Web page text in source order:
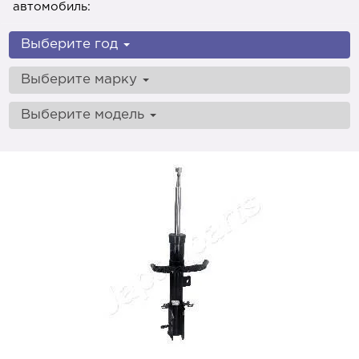
автомобиль:
Выберите год
Выберите марку
Выберите модель